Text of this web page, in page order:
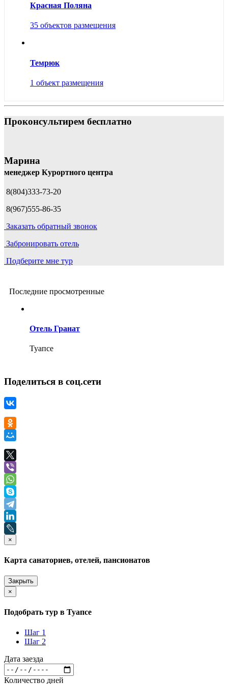
Красная Поляна
35 объектов размещения
Темрюк
1 объект размещения
Проконсультирем бесплатно
Марина
менеджер Курортного центра
8(804)333-73-20
8(967)555-86-35
Заказать обратный звонок
Забронировать отель
Подберите мне тур
Последние просмотренные
Отель Гранат
Туапсе
Поделиться в соц.сети
×
Карта санаториев, отелей, пансионатов
Закрыть
×
Подобрать тур в Туапсе
Шаг 1
Шаг 2
Дата заезда
Количество дней